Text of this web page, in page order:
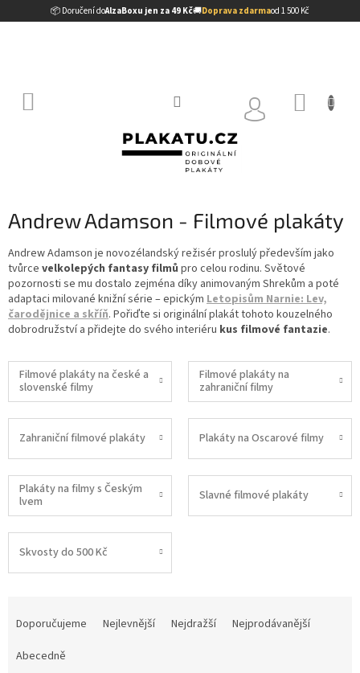
📦 Doručení doAlzaBoxu jen za 49 Kč🚚Doprava zdarmaod 1 500 Kč
na
Andrew Adamson - Filmové plakáty
Andrew Adamson je novozélandský režisér proslulý především jako
tvůrce velkolepých fantasy filmů pro celou rodinu. Světové
pozornosti se mu dostalo zejména díky animovaným Shrekům a poté
adaptaci milované knižní série – epickým Letopisům Narnie: Lev,
čarodějnice a skříň. Pořiďte si originální plakát tohoto kouzelného
dobrodružství a přidejte do svého interiéru kus filmové fantazie.
Filmové plakáty na české a
slovenské filmy
Filmové plakáty na
zahraniční filmy
Zahraniční filmové plakáty Plakáty na Oscarové filmy
Plakáty na filmy s Českým
lvem
Slavné filmové plakáty
Skvosty do 500 Kč
Doporučujeme Nejlevnější Nejdražší
Nejprodávanější
Abecedně